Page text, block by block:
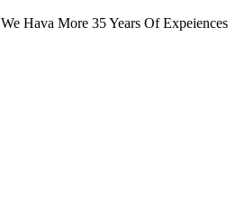
We Hava More 35 Years Of Expeiences